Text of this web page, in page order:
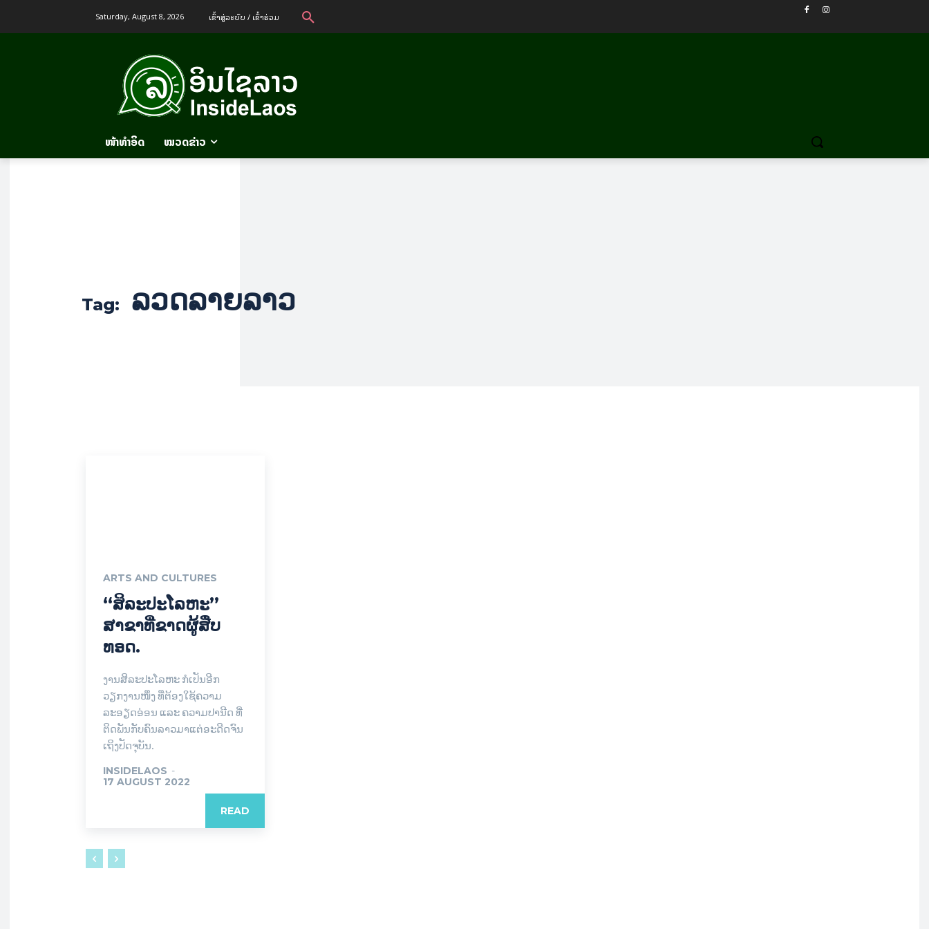
Saturday, August 8, 2026 ເຂົ້າ​ສູ່​ລະ​ບົບ / ເຂົ້າ​ຮ່ວມ
ໜ້າທຳອິດ ໝວດຂ່າວ
Tag: ລວດລາຍລາວ
ARTS AND CULTURES
“ສິລະປະໂລຫະ”
ສາຂາທີ່ຂາດຜູ້ສືບ
ທອດ.
ງານສິລະປະໂລຫະ ກໍເປັນອີກ
ວຽກງານໜຶ່ງ ທີ່ຕ້ອງໃຊ້ຄວາມ
ລະອຽດອ່ອນ ແລະ ຄວາມປານີດ ທີ່
ຕິດພັນກັບຄົນລາວມາແຕ່ອະດີດຈົນ
ເຖິງປັດຈຸບັນ.
INSIDELAOS -
17 AUGUST 2022
READ